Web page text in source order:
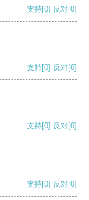
支持[0] 反对[0]
支持[0] 反对[0]
支持[0] 反对[0]
支持[0] 反对[0]